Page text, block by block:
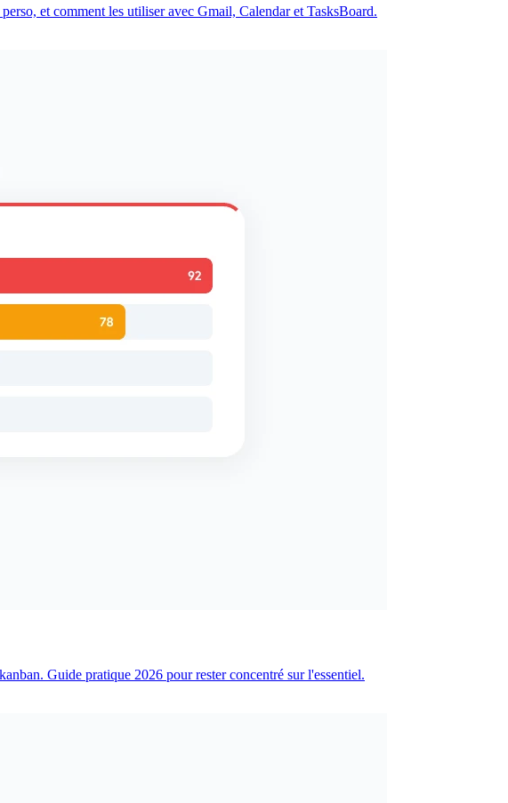
et comment les utiliser avec Gmail, Calendar et TasksBoard.
Guide pratique 2026 pour rester concentré sur l'essentiel.